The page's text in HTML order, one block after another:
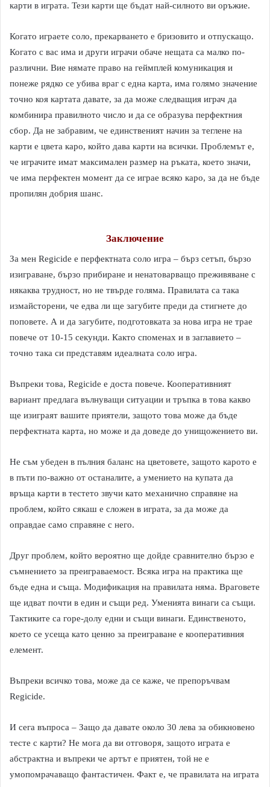
карти в играта. Тези карти ще бъдат най-силното ви оръжие.
Когато играете соло, прекарването е бризовито и отпускащо.
Когато с вас има и други играчи обаче нещата са малко по-
различни. Вие нямате право на геймплей комуникация и
понеже рядко се убива враг с една карта, има голямо значение
точно коя картата давате, за да може следващия играч да
комбинира правилното число и да се образува перфектния
сбор. Да не забравим, че единственият начин за теглене на
карти е цвета каро, който дава карти на всички. Проблемът е,
че играчите имат максимален размер на ръката, което значи,
че има перфектен момент да се играе всяко каро, за да не бъде
пропилян добрия шанс.
Заключение
За мен Regicide е перфектната соло игра – бърз сетъп, бързо
изиграване, бързо прибиране и ненатоварващо преживяване с
някаква трудност, но не твърде голяма. Правилата са така
измайсторени, че едва ли ще загубите преди да стигнете до
поповете. А и да загубите, подготовката за нова игра не трае
повече от 10-15 секунди. Както споменах и в заглавието –
точно така си представям идеалната соло игра.
Въпреки това, Regicide е доста повече. Кооперативният
вариант предлага вълнуващи ситуации и тръпка в това какво
ще изиграят вашите приятели, защото това може да бъде
перфектната карта, но може и да доведе до унищожението ви.
Не съм убеден в пълния баланс на цветовете, защото карото е
в пъти по-важно от останалите, а умението на купата да
връща карти в тестето звучи като механично справяне на
проблем, който сякаш е сложен в играта, за да може да
оправдае само справяне с него.
Друг проблем, който вероятно ще дойде сравнително бързо е
съмнението за преиграваемост. Всяка игра на практика ще
бъде една и съща. Модификация на правилата няма. Враговете
ще идват почти в един и същи ред. Уменията винаги са същи.
Тактиките са горе-долу едни и същи винаги. Единственото,
което се усеща като ценно за преиграване е кооперативния
елемент.
Въпреки всичко това, може да се каже, че препоръчвам
Regicide.
И сега въпроса – Защо да давате около 30 лева за обикновено
тесте с карти? Не мога да ви отговоря, защото играта е
абстрактна и въпреки че артът е приятен, той не е
умопомрачаващо фантастичен. Факт е, че правилата на играта